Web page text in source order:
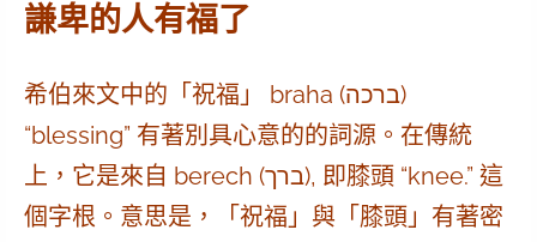
謙卑的人有福了
希伯來文中的「祝福」
braha (ברכה)
“blessing” 有著別具心意的的詞源。在傳統
上，它是來自
berech (ברך), 即膝頭 “knee.” 這
個字根。意思是，
「祝福」與「膝頭」有著密